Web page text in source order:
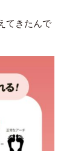
てきたんで